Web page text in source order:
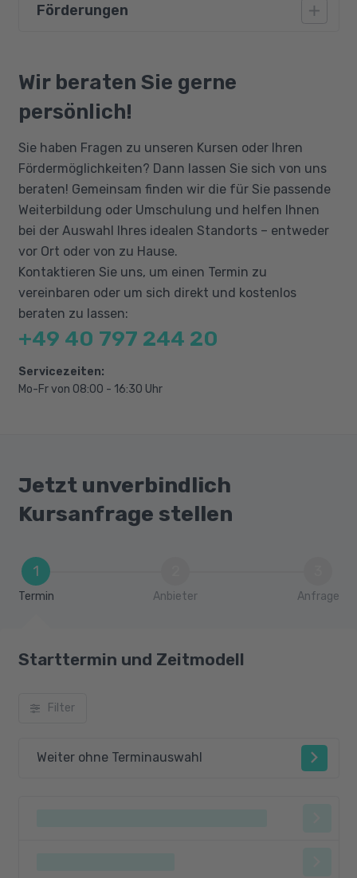
Entscheidungsfindung
Werkzeuge und Technologien in Data
Science
Datenquellen und Formate
CSV, Excel, Datenbanken und APIs
Praktische Übungen in Python mit Pandas
Umgang mit fehlenden Werten
Grundlagen der Datenvisualisierung
Explorative Datenanalyse (EDA)
Verteilungen und Korrelationen
Scatterplots, Heatmaps und Histogramme
Explorative Datenanalyse in Python
Überwachtes vs. unüberwachtes Lernen
Evaluierung von Modellen
Vorausgesetzt werden Deutschkenntnisse auf
Förderungen
Qualifizierungschancengesetz
Berufliche Rehabilitation
Wir beraten Sie gerne
persönlich!
Sie haben Fragen zu unseren Kursen oder Ihren
Fördermöglichkeiten? Dann lassen Sie sich von uns
beraten! Gemeinsam finden wir die für Sie passende
Weiterbildung oder Umschulung und helfen Ihnen
bei der Auswahl Ihres idealen Standorts – entweder
vor Ort oder von zu Hause.
Kontaktieren Sie uns, um einen Termin zu
vereinbaren oder um sich direkt und kostenlos
beraten zu lassen:
+49 40 797 244 20
Servicezeiten:
Mo-Fr von 08:00 - 16:30 Uhr
Jetzt unverbindlich
Kursanfrage stellen
1
Termin Anbieter Anfrage
Starttermin und Zeitmodell
Filter
Weiter ohne Terminauswahl